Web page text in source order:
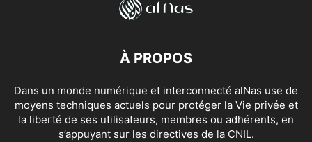
À PROPOS
Dans un monde numérique et interconnecté alNas use de
moyens techniques actuels pour protéger la Vie privée et
la liberté de ses utilisateurs, membres ou adhérents, en
s’appuyant sur les directives de la CNIL.